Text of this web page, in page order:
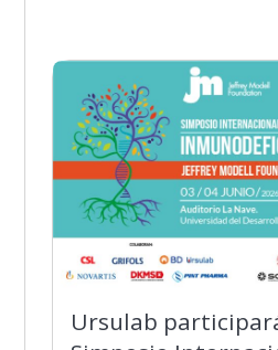
Ursulab